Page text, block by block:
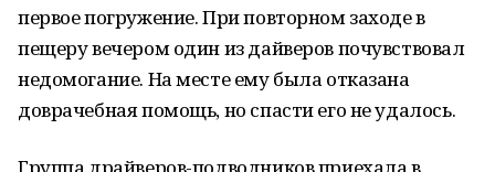
первое погружение. При повторном заходе в
пещеру вечером один из дайверов почувствовал
недомогание. На месте ему была отказана
доврачебная помощь, но спасти его не удалось.